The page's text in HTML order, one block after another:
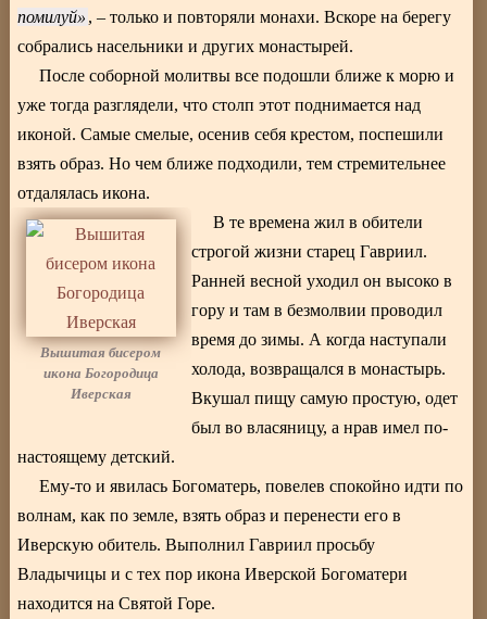
помилуй
, – только и повторяли монахи. Вскоре на берегу
собрались насельники и других монастырей.
После соборной молитвы все подошли ближе к морю и
уже тогда разглядели, что столп этот поднимается над
иконой. Самые смелые, осенив себя крестом, поспешили
взять образ. Но чем ближе подходили, тем стремительнее
отдалялась икона.
Вышитая бисером
икона Богородица
Иверская
В те времена жил в обители
строгой жизни старец Гавриил.
Ранней весной уходил он высоко в
гору и там в безмолвии проводил
время до зимы. А когда наступали
холода, возвращался в монастырь.
Вкушал пищу самую простую, одет
был во власяницу, а нрав имел по-
настоящему детский.
Ему-то и явилась Богоматерь, повелев спокойно идти по
волнам, как по земле, взять образ и перенести его в
Иверскую обитель. Выполнил Гавриил просьбу
Владычицы и с тех пор икона Иверской Богоматери
находится на Святой Горе.